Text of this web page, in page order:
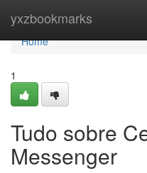
yxzbookmarks
Home
Home
1
Tudo sobre
Messenger